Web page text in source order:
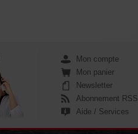
Mon compte
Mon panier
Newsletter
Abonnement RSS
Aide / Services